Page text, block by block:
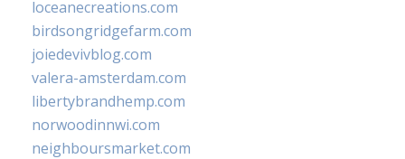
loceanecreations.com
birdsongridgefarm.com
joiedevivblog.com
valera-amsterdam.com
libertybrandhemp.com
norwoodinnwi.com
neighboursmarket.com